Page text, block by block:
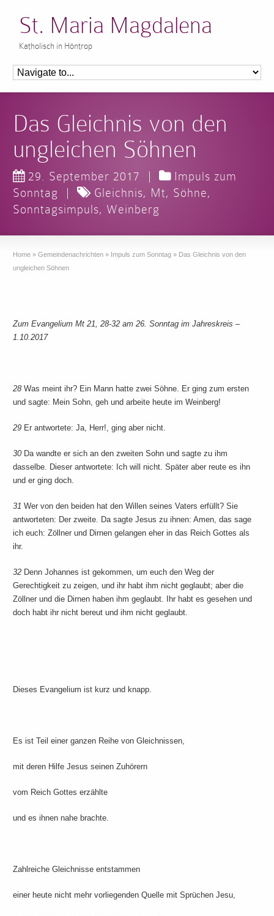
St. Maria Magdalena
Katholisch in Höntrop
Das Gleichnis von den
ungleichen Söhnen
29. September 2017 |
Impuls zum
Sonntag
| Gleichnis, Mt, Söhne,
Sonntagsimpuls, Weinberg
Home » Gemeindenachrichten » Impuls zum Sonntag » Das Gleichnis von den
ungleichen Söhnen
Zum Evangelium Mt 21, 28-32 am 26. Sonntag im Jahreskreis –
1.10.2017
28 Was meint ihr? Ein Mann hatte zwei Söhne. Er ging zum ersten
und sagte: Mein Sohn, geh und arbeite heute im Weinberg!
29 Er antwortete: Ja, Herr!, ging aber nicht.
30 Da wandte er sich an den zweiten Sohn und sagte zu ihm
dasselbe. Dieser antwortete: Ich will nicht. Später aber reute es ihn
und er ging doch.
31 Wer von den beiden hat den Willen seines Vaters erfüllt? Sie
antworteten: Der zweite. Da sagte Jesus zu ihnen: Amen, das sage
ich euch: Zöllner und Dirnen gelangen eher in das Reich Gottes als
ihr.
32 Denn Johannes ist gekommen, um euch den Weg der
Gerechtigkeit zu zeigen, und ihr habt ihm nicht geglaubt; aber die
Zöllner und die Dirnen haben ihm geglaubt. Ihr habt es gesehen und
doch habt ihr nicht bereut und ihm nicht geglaubt.
Dieses Evangelium ist kurz und knapp.
Es ist Teil einer ganzen Reihe von Gleichnissen,
mit deren Hilfe Jesus seinen Zuhörern
vom Reich Gottes erzählte
und es ihnen nahe brachte.
Zahlreiche Gleichnisse entstammen
einer heute nicht mehr vorliegenden Quelle mit Sprüchen Jesu,